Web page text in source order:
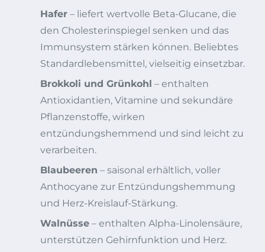
Hafer – liefert wertvolle Beta-Glucane, die
den Cholesterinspiegel senken und das
Immunsystem stärken können. Beliebtes
Standardlebensmittel, vielseitig einsetzbar.
Brokkoli und Grünkohl – enthalten
Antioxidantien, Vitamine und sekundäre
Pflanzenstoffe, wirken
entzündungshemmend und sind leicht zu
verarbeiten.
Blaubeeren – saisonal erhältlich, voller
Anthocyane zur Entzündungshemmung
und Herz-Kreislauf-Stärkung.
Walnüsse – enthalten Alpha-Linolensäure,
unterstützen Gehirnfunktion und Herz.